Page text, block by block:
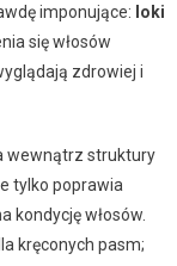
imponujące: loki
się włosów
zdrowiej i
wewnątrz struktury
tylko poprawia
kondycję włosów.
kręconych pasm;